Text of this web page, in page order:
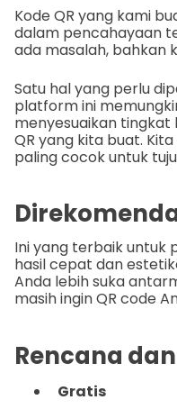
Kode QR yang kami
dalam pencahayaan
ada masalah, bahkan
Satu hal yang perlu
platform ini
menyesuaikan tingkat
QR yang kita buat.
paling cocok untuk
Ini yang terbaik untuk
hasil cepat dan
Anda lebih suka
masih ingin QR code
Rencana
Gratis